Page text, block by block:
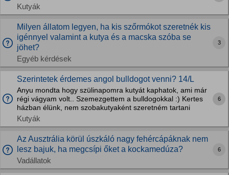
Kutyák
Milyen állatom legyen, ha kis szőrmókot szeretnék kis
igénnyel valamint a kutya és a macska szóba se
jöhet?
Egyéb kérdések
3
Szerintetek érdemes angol bulldogot venni? 14/L
Anyu mondta hogy szülinapomra kutyát kaphatok, ami már
régi vágyam volt.. Szemezgettem a bulldogokkal :) Kertes
házban élünk, nem szobakutyaként szeretném tartani
Kutyák
6
Az Ausztrália körül úszkáló nagy fehércápáknak nem
lesz bajuk, ha megcsípi őket a kockamedúza?
Vadállatok
6